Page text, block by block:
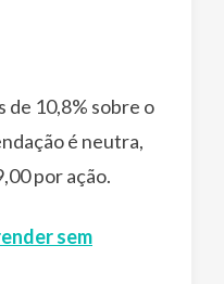
de 10,8% sobre o
é neutra,
por ação.
sem